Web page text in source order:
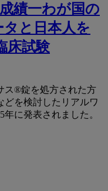
績一わが国の
と日本人を
床試験
ス®錠を処方された方
どを検討したリアルワ
に発表されました。